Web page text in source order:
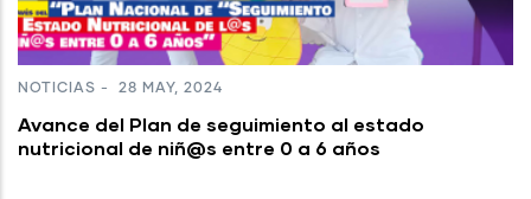
NOTICIAS - 28 MAY, 2024
Avance del Plan de seguimiento al estado
nutricional de niñ@s entre 0 a 6 años